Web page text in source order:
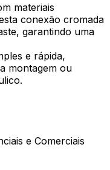
materiais
conexão cromada
garantindo uma
e rápida,
montagem ou
e Comerciais